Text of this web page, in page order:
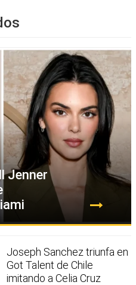
Jenner
Joseph Sanchez triunfa en
Got Talent de Chile
imitando a Celia Cruz